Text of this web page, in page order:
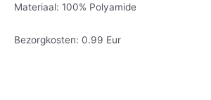
Materiaal: 100% Polyamide
Bezorgkosten: 0.99 Eur